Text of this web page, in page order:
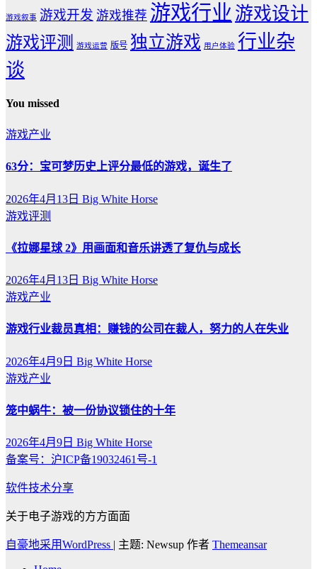
游戏叙事 游戏开发 游戏推荐 游戏行业 游戏设计
游戏评测 游戏运营 版号 独立游戏 用户体验 行业杂
谈
You missed
游戏产业
63分：宝可梦历史上评分最低的游戏，诞生了
2026年4月13日 Big White Horse
游戏评测
《拉娜星球 2》用画面和音乐讲透了复仇与成长
2026年4月13日 Big White Horse
游戏产业
游戏行业裁员真相：赚钱的公司在裁人，努力的人在失业
2026年4月9日 Big White Horse
游戏产业
笼中蜗牛：被一份协议锁住的十年
2026年4月9日 Big White Horse
备案号：沪ICP备19032461号-1
软件技术分享
关于电子游戏的方方面面
自豪地采用WordPress | 主题: Newsup 作者 Themeansar